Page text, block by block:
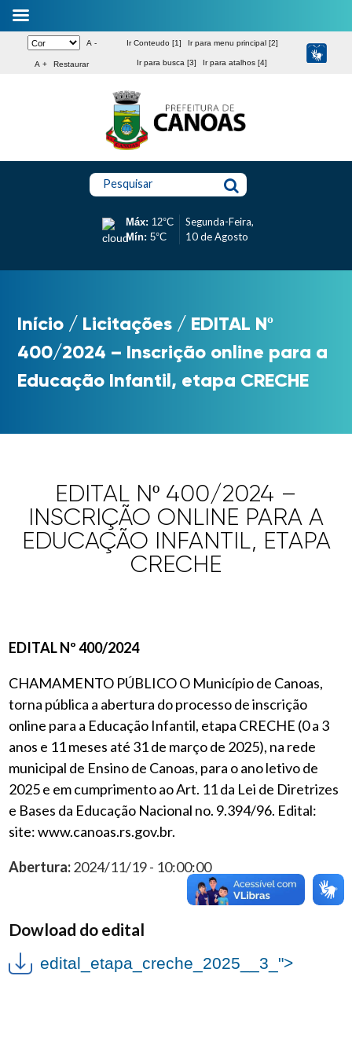
A -
A + Restaurar
Ir Conteudo [1] Ir para menu principal [2]
Ir para busca [3] Ir para atalhos [4]
Pesquisar
Máx: 12°C
Mín: 5°C
Segunda-Feira,
10 de Agosto
Início / Licitações / EDITAL Nº
400/2024 – Inscrição online para a
Educação Infantil, etapa CRECHE
EDITAL Nº 400/2024 –
INSCRIÇÃO ONLINE PARA A
EDUCAÇÃO INFANTIL, ETAPA
CRECHE
EDITAL Nº 400/2024
CHAMAMENTO PÚBLICO O Município de Canoas,
torna pública a abertura do processo deinscrição
online para a Educação Infantil, etapa CRECHE (0 a 3
anos e 11 meses até 31 de março de 2025), na rede
municipal de Ensino de Canoas, para o ano letivo de
2025 e em cumprimento ao Art. 11 da Lei de Diretrizes
e Bases da Educação Nacional no. 9.394/96. Edital:
site: www.canoas.rs.gov.br.
Abertura:2024/11/19 - 10:00:00
Dowload do edital
edital_etapa_creche_2025__3_">